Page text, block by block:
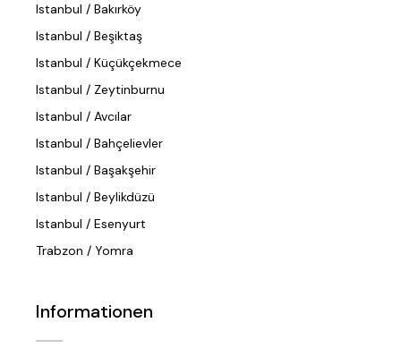
Istanbul / Bakırköy
Istanbul / Beşiktaş
Istanbul / Küçükçekmece
Istanbul / Zeytinburnu
Istanbul / Avcılar
Istanbul / Bahçelievler
Istanbul / Başakşehir
Istanbul / Beylikdüzü
Istanbul / Esenyurt
Trabzon / Yomra
Informationen